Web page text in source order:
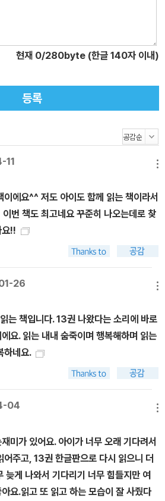
현재 0/280byte (한글 140자 이내)
등록
11
이에요^^ 저도 아이도 함께 읽는 책이라서
번 책도 최고네요 꾸준히 나오는데로 찾
요!!
26
는 책입니다. 13권 나왔다는 소리에 바로
요. 읽는 내내 숨죽이며 행복해하며 읽는
하네요.
04
미가 있어요. 아이가 너무 오래 기다려서
어주고, 13권 한글판으로 다시 읽으니 더
늦게 나와서 기다리기 너무 힘들지만 여
요.읽고 또 읽고 하는 모습이 잘 사줬다